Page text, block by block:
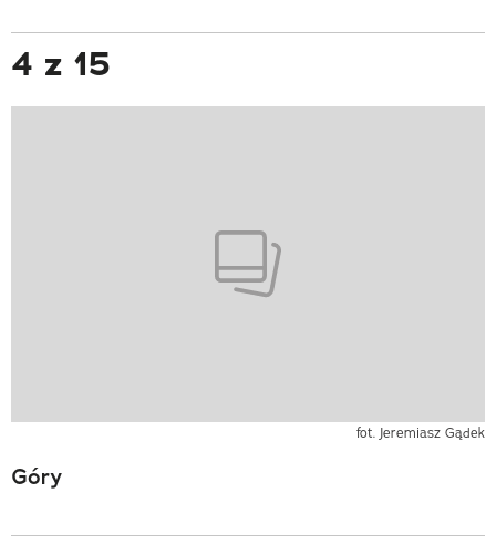
4 z 15
fot. Jeremiasz Gądek
Góry